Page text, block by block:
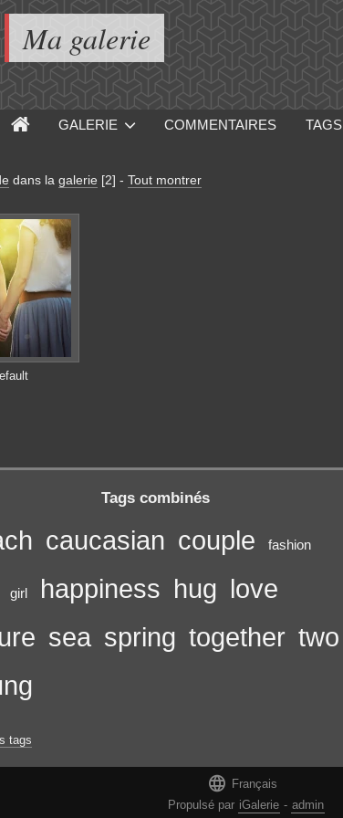
Ma galerie
GALERIE COMMENTAIRES TAGS
dans la galerie [2] - Tout montrer
Tags combinés
caucasian couple fashion
girl happiness hug
love
sea spring together two
tags
 Français
Propulsé par iGalerie - admin